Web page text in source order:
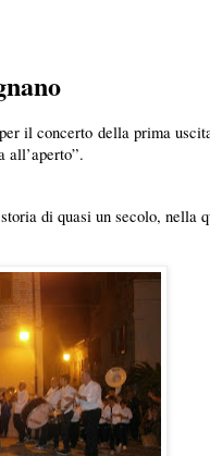
il concerto della prima
all’aperto”.
di quasi un secolo, nella